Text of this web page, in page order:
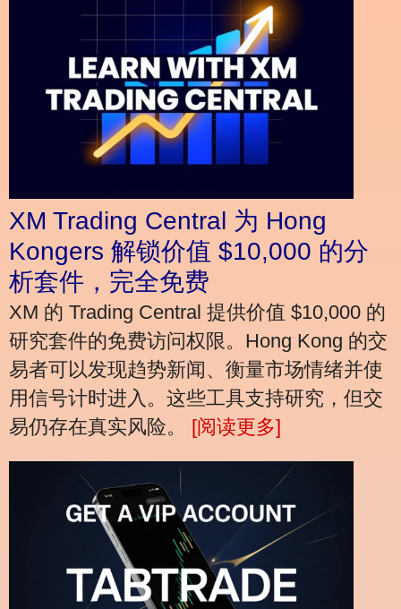
XM Trading Central 为 Hong
Kongers 解锁价值 $10,000 的分
析套件，完全免费
XM 的 Trading Central 提供价值 $10,000 的
研究套件的免费访问权限。Hong Kong 的交
易者可以发现趋势新闻、衡量市场情绪并使
用信号计时进入。这些工具支持研究，但交
易仍存在真实风险。 [阅读更多]